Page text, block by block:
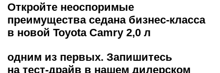
Откройте неоспоримые
преимущества седана бизнес-класса
в новой Toyota Camry 2,0 л
одним из первых. Запишитесь
на тест-драйв в нашем дилерском